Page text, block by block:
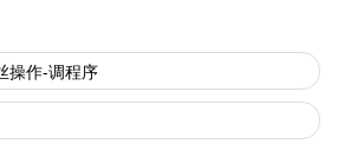
操作-调程序